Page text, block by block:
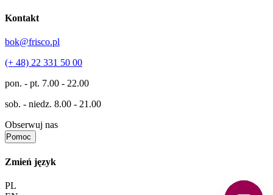
Kontakt
bok@frisco.pl
(+ 48) 22 331 50 00
pon. - pt. 7.00 - 22.00
sob. - niedz. 8.00 - 21.00
Obserwuj nas
Pomoc
Zmień język
PL